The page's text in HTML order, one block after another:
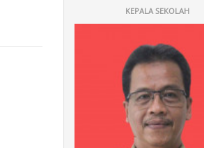
KEPALA SEKOLAH